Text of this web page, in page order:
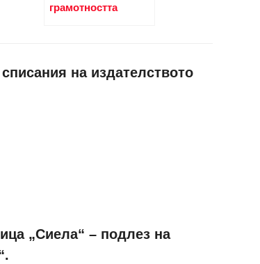
грамотността
на издателството
„Сиела“ – подлез на